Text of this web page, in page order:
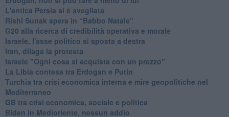
L'antica Persia si è svegliata
Rishi Sunak spera in “Babbo Natale”
G20 alla ricerca di credibilità operativa e morale
Israele, l'asse politico si sposta a destra
Iran, dilaga la protesta
Israele "Ogni cosa si acquista con un prezzo"
La Libia contesa tra Erdogan e Putin
Turchia tra crisi economica interna e mire geopolitiche nel
Mediterraneo
GB tra crisi economica, sociale e politica
Biden in Medioriente, nessun addio